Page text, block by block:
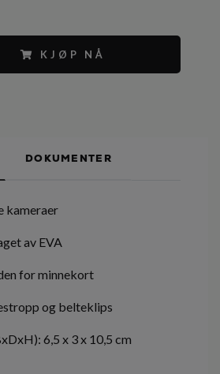
KJØP NÅ
DOKUMENTER
kameraer
av EVA
for minnekort
og belteklips
6,5 x 3 x 10,5 cm